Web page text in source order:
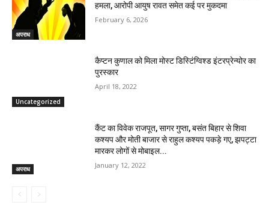
अपराध
हमला, आरोपी आयुष रावत समेत कई पर मुकदमा
February 6, 2026
Uncategorized
कैप्टन कुणाल को मिला मोस्ट डिस्टिंग्विश्ड इंटरप्रेन्योर का
पुरस्कार
April 18, 2022
अपराध
कैंट का विवेक राजपूत, सागर गुप्ता, बसंत बिहार से शिवा
कश्यप और मोती बाजार से राहुल कश्यप पकड़े गए, झपट्टा
मारकर लोगों से मोबाइल...
January 12, 2022